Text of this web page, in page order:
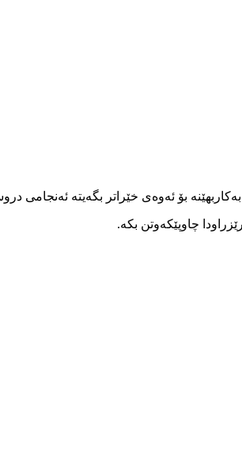
بۆ ئەوەی خێراتر بگەیتە ئەنجامی
چاوپێکەوتن بکە.